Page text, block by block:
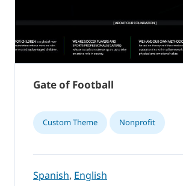
Gate of Football
Custom Theme Nonprofit
Spanish, English